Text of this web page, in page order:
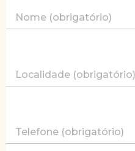
Nome (obrigatório)
Localidade (obrigatório)
Telefone (obrigatório)